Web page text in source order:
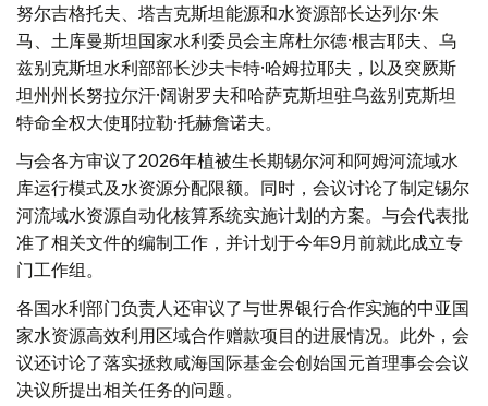
努尔吉格托夫、塔吉克斯坦能源和水资源部长达列尔·朱
马、土库曼斯坦国家水利委员会主席杜尔德·根吉耶夫、乌
兹别克斯坦水利部部长沙夫卡特·哈姆拉耶夫，以及突厥斯
坦州州长努拉尔汗·阔谢罗夫和哈萨克斯坦驻乌兹别克斯坦
特命全权大使耶拉勒·托赫詹诺夫。
与会各方审议了2026年植被生长期锡尔河和阿姆河流域水
库运行模式及水资源分配限额。同时，会议讨论了制定锡尔
河流域水资源自动化核算系统实施计划的方案。与会代表批
准了相关文件的编制工作，并计划于今年9月前就此成立专
门工作组。
各国水利部门负责人还审议了与世界银行合作实施的中亚国
家水资源高效利用区域合作赠款项目的进展情况。此外，会
议还讨论了落实拯救咸海国际基金会创始国元首理事会会议
决议所提出相关任务的问题。